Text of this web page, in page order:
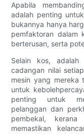
Apabila
adalah penting
bukannya hanya
pemfaktoran dalam
berterusan, serta
Selain kos,
cadangan nilai
mesin yang mereka
untuk
penting untuk
pelanggan dan
pembekal,
memastikan